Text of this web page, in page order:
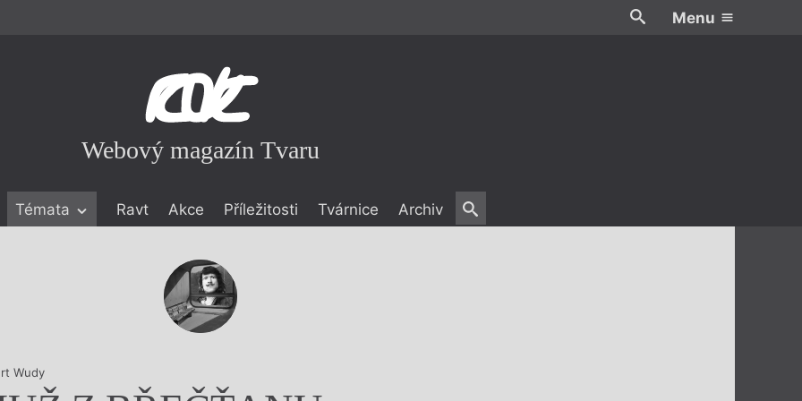
Menu
Webový magazín Tvaru
Témata Ravt Akce Příležitosti Tvárnice Archiv
Wudy